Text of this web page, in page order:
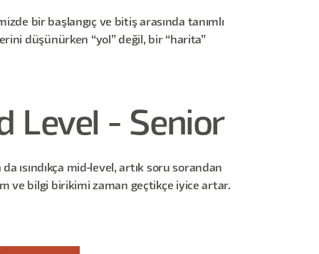
bir başlangıç ve bitiş arasında tanımlı
düşünürken “yol” değil, bir “harita”
Level - Senior
ısındıkça mid-level, artık soru sorandan
ve bilgi birikimi zaman geçtikçe iyice artar.